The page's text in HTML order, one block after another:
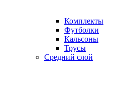
Комплекты
Футболки
Кальсоны
Трусы
Средний слой